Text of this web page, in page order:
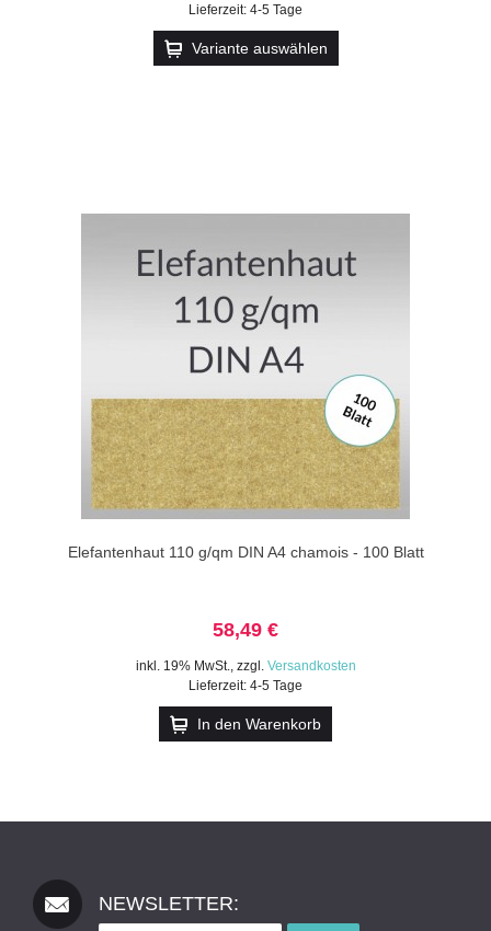
Lieferzeit: 4-5 Tage
Variante auswählen
Elefantenhaut 110 g/qm DIN A4 chamois - 100 Blatt
58,49 €
inkl. 19% MwSt., zzgl. Versandkosten
Lieferzeit: 4-5 Tage
In den Warenkorb
NEWSLETTER: